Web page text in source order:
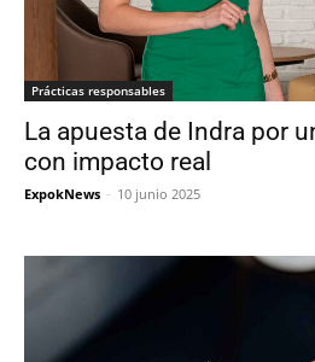
Prácticas responsables
La apuesta de Indra por
con impacto real
ExpokNews - 10 junio 2025